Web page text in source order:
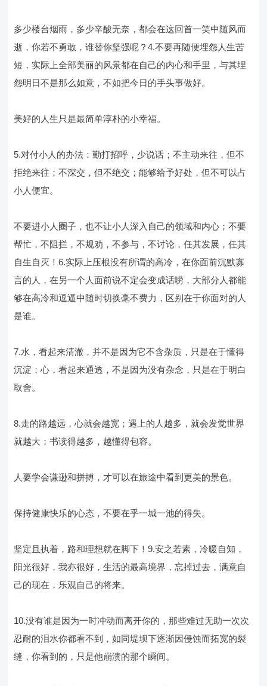
多少楼台烟雨，多少辛酸无奈，都会在这回首一笑中随风而
逝，你若不勇敢，谁替你坚强呢？4.不要再随便埋怨人生苦
短，实际上全部美丽的风景都在自己的内心和手里，与其埋
怨明日不是那么如意，不如把今日的手头事做好。
美好的人生只是最简单淳朴的小幸福。
5.对付小人的办法：勤打招呼，少说话；不主动来往，但不
拒绝来往；不深交，但不绝交；能够给予好处，但不可以占
小人便宜。
不要进小人圈子，也不让小人深入自己的领域和内心；不要
帮忙，不阻拦，不规劝，不参与，不讨论，任其发展，任其
自生自灭！6.实际上压根没有所谓的高冷，在你面前沉默寡
言的人，在另一个人面前说不定会变成话唠，大部分人都能
够在高冷和逗逼中随时切换毫不费力，区别在于你面对的人
是谁。
7.水，看起来清澈，并不是因为它不含杂质，只是在于懂得
沉淀；心，看起来通透，不是因为没有杂念，只是在于明白
取舍。
8.走的路越远，心就会越宽；遇上的人越多，就会发觉世界
就越大；书读得越多，越懂得包容。
人要学会谦逊和拼搏，才可以在旅途中看到更美的景色。
保持健康快乐的心态，不要在乎一城一池的得失。
坚定且执着，路和理想就在脚下！9.安之若素，冷暖自知，
阳光很好，我亦很好，生活的最高境界，忘掉过去，满意自
己的现在，乐观自己的将来。
10.没有谁是因为一时冲动而离开你的，那些难过无助一次次
忍耐的泪水你都看不到，如同堤坝下逐渐因侵蚀而拓宽的裂
缝，你看到的，只是他崩溃的那个瞬间。